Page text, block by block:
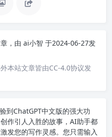
，由 ai小智 于2024-06-27发
本站文章皆由CC-4.0协议发
到ChatGPT中文版的强大功
作引人入胜的故事，AI助手都
发您的写作灵感。您只需输入